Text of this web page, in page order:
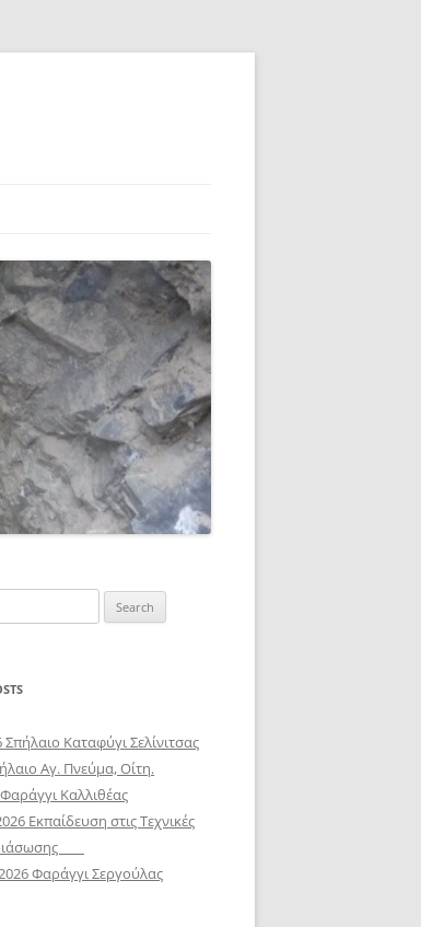
Καταφύγι Σελίνιτσας
Αγ. Πνεύμα, Οίτη.
Καλλιθέας
Εκπαίδευση στις Τεχνικές
Φαράγγι Σεργούλας